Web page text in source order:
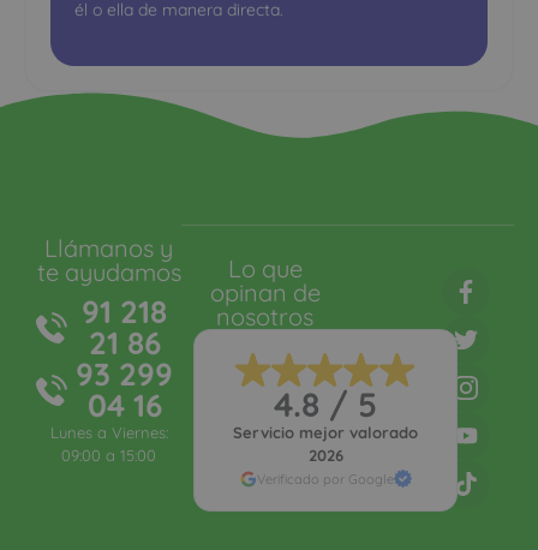
él o ella de manera directa.
Lo que
opinan de
nosotros
4.8 / 5
Servicio mejor valorado
2026
Verificado por Google
Llámanos y
te ayudamos
91 218
21 86
93 299
04 16
Lunes a Viernes:
09:00 a 15:00